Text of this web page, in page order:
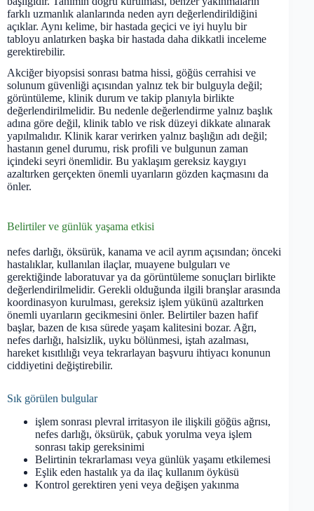
farklı uzmanlık alanlarında neden ayrı değerlendirildiğini
açıklar. Aynı kelime, bir hastada geçici ve iyi huylu bir
tabloyu anlatırken başka bir hastada daha dikkatli inceleme
gerektirebilir.
Akciğer biyopsisi sonrası batma hissi, göğüs cerrahisi ve
solunum güvenliği açısından yalnız tek bir bulguyla değil;
görüntüleme, klinik durum ve takip planıyla birlikte
değerlendirilmelidir. Bu nedenle değerlendirme yalnız başlık
adına göre değil, klinik tablo ve risk düzeyi dikkate alınarak
yapılmalıdır. Klinik karar verirken yalnız başlığın adı değil;
hastanın genel durumu, risk profili ve bulgunun zaman
içindeki seyri önemlidir. Bu yaklaşım gereksiz kaygıyı
azaltırken gerçekten önemli uyarıların gözden kaçmasını da
önler.
Belirtiler ve günlük yaşama etkisi
nefes darlığı, öksürük, kanama ve acil ayrım açısından; önceki
hastalıklar, kullanılan ilaçlar, muayene bulguları ve
gerektiğinde laboratuvar ya da görüntüleme sonuçları birlikte
değerlendirilmelidir. Gerekli olduğunda ilgili branşlar arasında
koordinasyon kurulması, gereksiz işlem yükünü azaltırken
önemli uyarıların gecikmesini önler. Belirtiler bazen hafif
başlar, bazen de kısa sürede yaşam kalitesini bozar. Ağrı,
nefes darlığı, halsizlik, uyku bölünmesi, iştah azalması,
hareket kısıtlılığı veya tekrarlayan başvuru ihtiyacı konunun
ciddiyetini değiştirebilir.
Sık görülen bulgular
işlem sonrası plevral irritasyon ile ilişkili göğüs ağrısı,
nefes darlığı, öksürük, çabuk yorulma veya işlem
sonrası takip gereksinimi
Belirtinin tekrarlaması veya günlük yaşamı etkilemesi
Eşlik eden hastalık ya da ilaç kullanım öyküsü
Kontrol gerektiren yeni veya değişen yakınma